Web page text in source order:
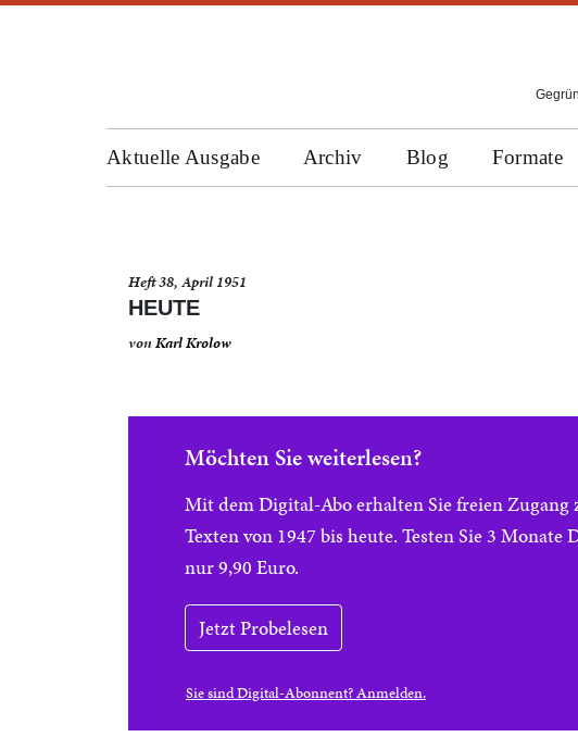
Aktuelle Ausgabe Archiv Blog Formate
Heft 38, April 1951
HEUTE
vonKarl Krolow
Möchten Sie weiterlesen?
Mit dem Digital-Abo erhalten Sie freien Zugang
Texten von 1947 bis heute. Testen Sie 3
nur 9,90 Euro.
Jetzt Probelesen
Sie sind Digital-Abonnent? Anmelden.